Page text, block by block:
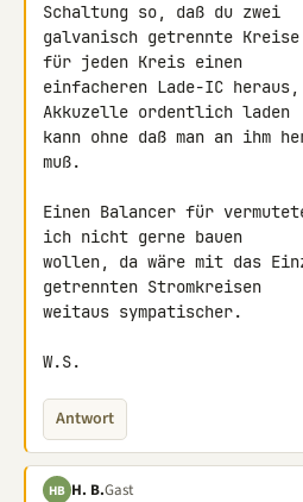
Schaltung so, daß du zwei
galvanisch getrennte
für jeden Kreis einen
einfacheren Lade-IC
Akkuzelle ordentlich laden
kann ohne daß man an ihm
muß.
Einen Balancer für
ich nicht gerne bauen
wollen, da wäre mit das
getrennten Stromkreisen
weitaus sympatischer.
W.S.
Antwort
HB H. B.Gast